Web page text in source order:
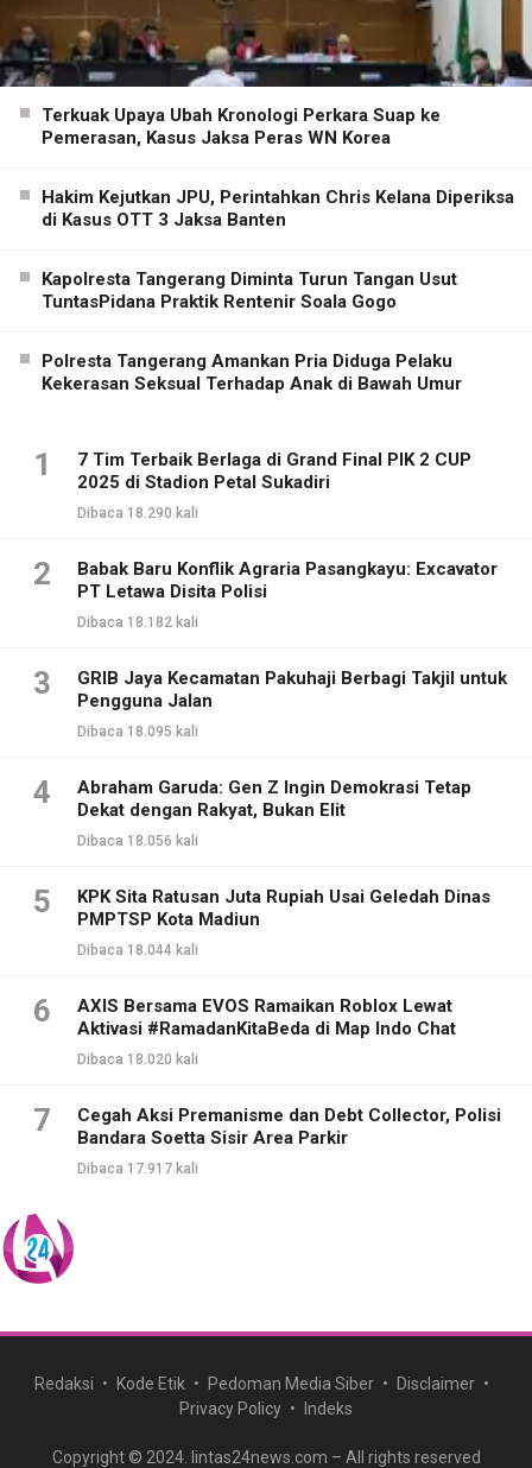
Terkuak Upaya Ubah Kronologi Perkara Suap ke
Pemerasan, Kasus Jaksa Peras WN Korea
Hakim Kejutkan JPU, Perintahkan Chris Kelana Diperiksa
di Kasus OTT 3 Jaksa Banten
Kapolresta Tangerang Diminta Turun Tangan Usut
TuntasPidana Praktik Rentenir Soala Gogo
Polresta Tangerang Amankan Pria Diduga Pelaku
Kekerasan Seksual Terhadap Anak di Bawah Umur
1
7 Tim Terbaik Berlaga di Grand Final PIK 2 CUP
2025 di Stadion Petal Sukadiri
Dibaca 18.290 kali
2
Babak Baru Konflik Agraria Pasangkayu: Excavator
PT Letawa Disita Polisi
Dibaca 18.182 kali
3
GRIB Jaya Kecamatan Pakuhaji Berbagi Takjil untuk
Pengguna Jalan
Dibaca 18.095 kali
4
Abraham Garuda: Gen Z Ingin Demokrasi Tetap
Dekat dengan Rakyat, Bukan Elit
Dibaca 18.056 kali
5
KPK Sita Ratusan Juta Rupiah Usai Geledah Dinas
PMPTSP Kota Madiun
Dibaca 18.044 kali
6
AXIS Bersama EVOS Ramaikan Roblox Lewat
Aktivasi #RamadanKitaBeda di Map Indo Chat
Dibaca 18.020 kali
7
Cegah Aksi Premanisme dan Debt Collector, Polisi
Bandara Soetta Sisir Area Parkir
Dibaca 17.917 kali
Redaksi Kode Etik Pedoman Media Siber
Disclaimer
Privacy Policy
Indeks
Copyright © 2024. lintas24news.com – All rights reserved